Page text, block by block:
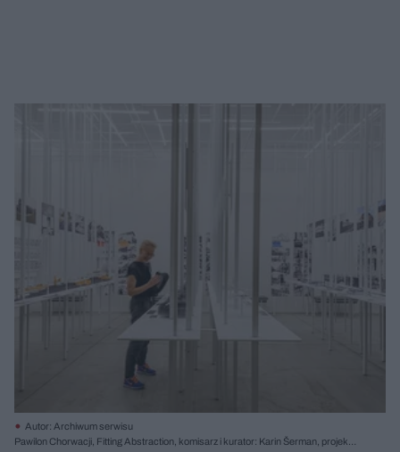
Autor: Archiwum serwisu
Pawilon Chorwacji, Fitting Abstraction, komisarz i kurator: Karin Šerman, projekt: